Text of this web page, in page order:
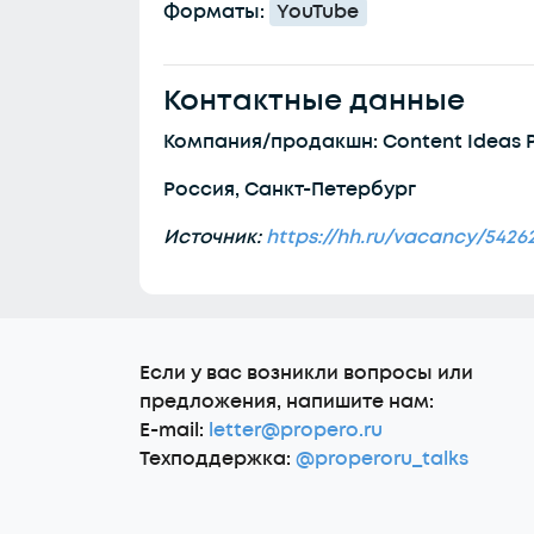
Форматы: YouTube
Контактные данные
Компания/продакшн: Content Ideas
Россия, Санкт-Петербург
Источник:https://hh.ru/vacancy/
Еcли у вас возникли вопросы или
предложения, напишите нам:
E-mail: letter@propero.ru
Техподдержка: @properoru_talks